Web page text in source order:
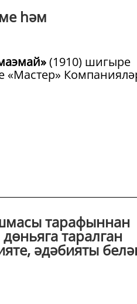
һәм
(1910) шигыре
«Мастер»
тарафыннан
таралган
әдәбияты